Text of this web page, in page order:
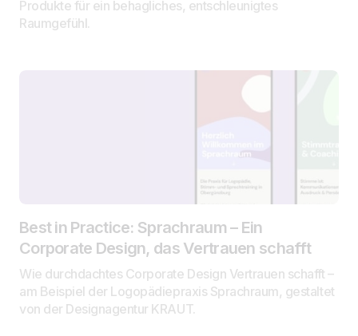
Produkte für ein behagliches, entschleunigtes
Raumgefühl.
Best in Practice: Sprachraum – Ein
Corporate Design, das Vertrauen schafft
Wie durchdachtes Corporate Design Vertrauen schafft –
am Beispiel der Logopädiepraxis Sprachraum, gestaltet
von der Designagentur KRAUT.